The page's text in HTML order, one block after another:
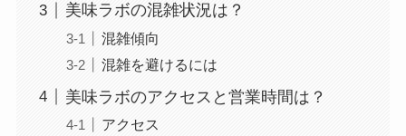
美味ラボの混雑状況は？
混雑傾向
混雑を避けるには
美味ラボのアクセスと営業時間は？
アクセス